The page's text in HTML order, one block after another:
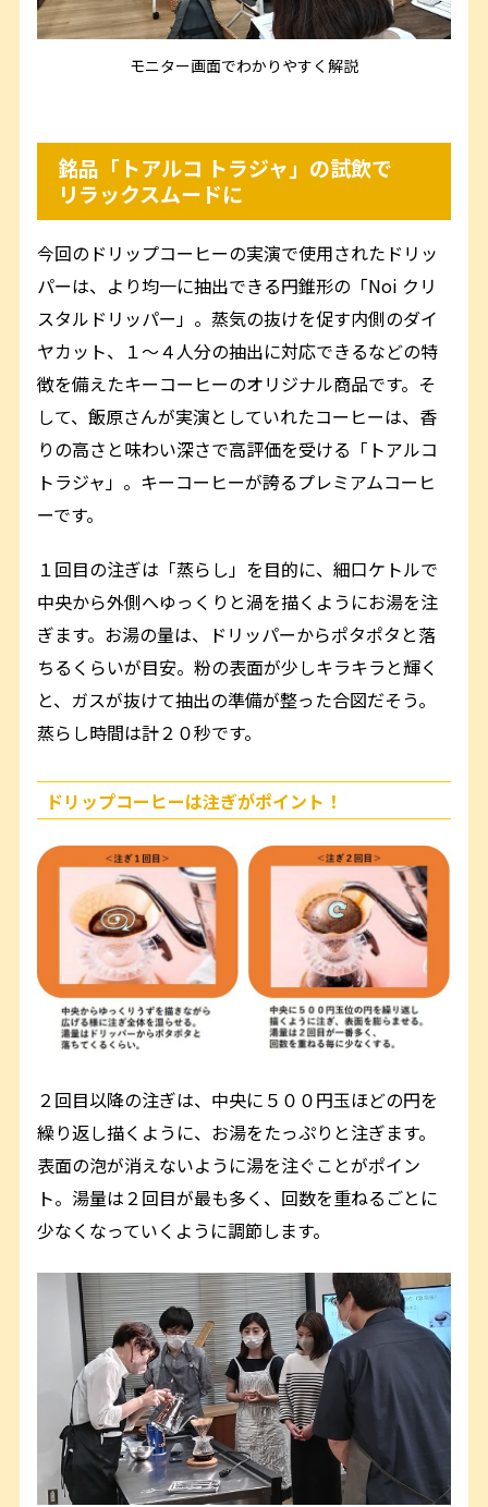
モニター画面でわかりやすく解説
銘品「トアルコ トラジャ」の試飲で
リラックスムードに
今回のドリップコーヒーの実演で使用されたドリッ
パーは、より均一に抽出できる円錐形の「Noi クリ
スタルドリッパー」。蒸気の抜けを促す内側のダイ
ヤカット、１～４人分の抽出に対応できるなどの特
徴を備えたキーコーヒーのオリジナル商品です。そ
して、飯原さんが実演としていれたコーヒーは、香
りの高さと味わい深さで高評価を受ける「トアルコ
トラジャ」。キーコーヒーが誇るプレミアムコーヒ
ーです。
１回目の注ぎは「蒸らし」を目的に、細口ケトルで
中央から外側へゆっくりと渦を描くようにお湯を注
ぎます。お湯の量は、ドリッパーからポタポタと落
ちるくらいが目安。粉の表面が少しキラキラと輝く
と、ガスが抜けて抽出の準備が整った合図だそう。
蒸らし時間は計２０秒です。
ドリップコーヒーは注ぎがポイント！
２回目以降の注ぎは、中央に５００円玉ほどの円を
繰り返し描くように、お湯をたっぷりと注ぎます。
表面の泡が消えないように湯を注ぐことがポイン
ト。湯量は２回目が最も多く、回数を重ねるごとに
少なくなっていくように調節します。